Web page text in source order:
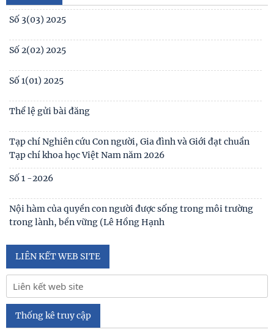
Số 3(03) 2025
Số 2(02) 2025
Số 1(01) 2025
Thể lệ gửi bài đăng
Tạp chí Nghiên cứu Con người, Gia đình và Giới đạt chuẩn
Tạp chí khoa học Việt Nam năm 2026
Số 1 -2026
Nội hàm của quyền con người được sống trong môi trường
trong lành, bền vững (Lê Hồng Hạnh
LIÊN KẾT WEB SITE
Thống kê truy cập